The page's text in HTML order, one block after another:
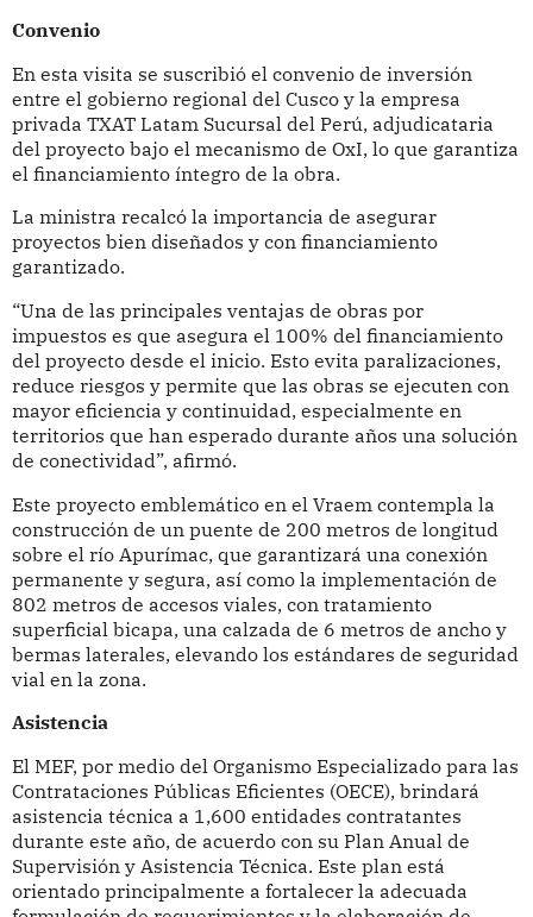
Convenio
En esta visita se suscribió el convenio de inversión
entre el gobierno regional del Cusco y la empresa
privada TXAT Latam Sucursal del Perú, adjudicataria
del proyecto bajo el mecanismo de OxI, lo que garantiza
el financiamiento íntegro de la obra.
La ministra recalcó la importancia de asegurar
proyectos bien diseñados y con financiamiento
garantizado.
“Una de las principales ventajas de obras por
impuestos es que asegura el 100% del financiamiento
del proyecto desde el inicio. Esto evita paralizaciones,
reduce riesgos y permite que las obras se ejecuten con
mayor eficiencia y continuidad, especialmente en
territorios que han esperado durante años una solución
de conectividad”, afirmó.
Este proyecto emblemático en el Vraem contempla la
construcción de un puente de 200 metros de longitud
sobre el río Apurímac, que garantizará una conexión
permanente y segura, así como la implementación de
802 metros de accesos viales, con tratamiento
superficial bicapa, una calzada de 6 metros de ancho y
bermas laterales, elevando los estándares de seguridad
vial en la zona.
Asistencia
El MEF, por medio del Organismo Especializado para las
Contrataciones Públicas Eficientes (OECE), brindará
asistencia técnica a 1,600 entidades contratantes
durante este año, de acuerdo con su Plan Anual de
Supervisión y Asistencia Técnica. Este plan está
orientado principalmente a fortalecer la adecuada